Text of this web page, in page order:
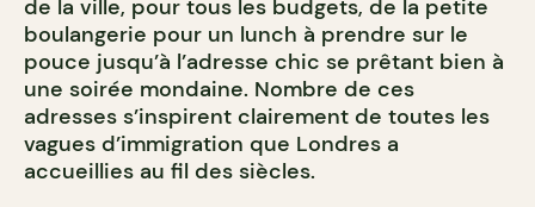
de la ville, pour tous les budgets, de la petite
boulangerie pour un lunch à prendre sur le
pouce jusqu’à l’adresse chic se prêtant bien à
une soirée mondaine. Nombre de ces
adresses s’inspirent clairement de toutes les
vagues d’immigration que Londres a
accueillies au fil des siècles.